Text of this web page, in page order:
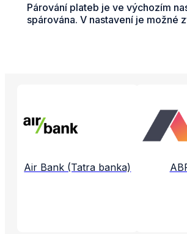
Párování plateb je ve výchozím
spárována. V nastavení je
Air Bank (Tatra banka)